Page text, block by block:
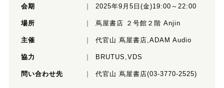
会期 2025年9月5日(金)19:00～22:00
場所 蔦屋書店 ２号館２階 Anjin
主催 代官山 蔦屋書店,ADAM Audio
協力 BRUTUS,VDS
問い合わせ先 代官山 蔦屋書店(03-3770-2525)